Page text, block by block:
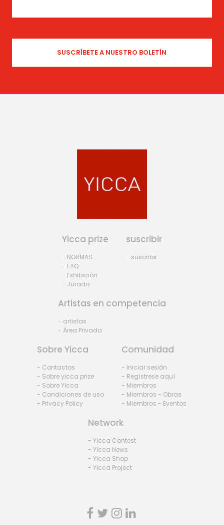
Yicca prize
- NORMAS
- FAQ
- Exhibiciòn
- Jurado
suscribir
- suscribir
Artistas en competencia
- artistas
- Área Privada
Sobre Yicca
- Contactos
- Sobre yicca prize
- Sobre Yicca
- Condiciones de uso
- Privacy Policy
Comunidad
- Iniciar sesión
- Regístrese aquí
- Miembros
- Miembros - Obras
- Miembros - Eventos
Network
- Yicca Contest
- Yicca News
- Yicca Shop
- Yicca Project